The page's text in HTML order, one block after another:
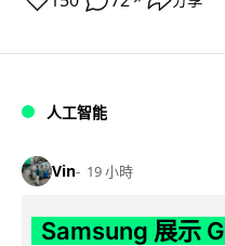
人工智能
Vin 19 小時
Samsung 展示